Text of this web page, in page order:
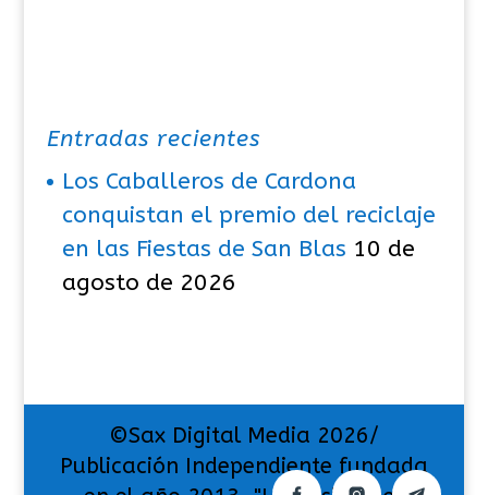
Entradas recientes
Los Caballeros de Cardona
conquistan el premio del reciclaje
en las Fiestas de San Blas 10 de
agosto de 2026
©Sax Digital Media 2026/
Publicación Independiente fundada